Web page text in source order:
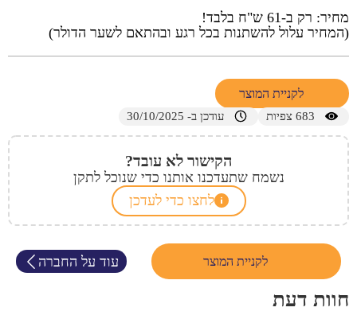
מחיר: רק ב-61 ש"ח בלבד!
(המחיר עלול להשתנות בכל רגע ובהתאם לשער הדולר)
לקניית המוצר
683 צפיות עודכן ב- 30/10/2025
הקישור לא עובד?
נשמח שתעדכנו אותנו כדי שנוכל לתקן
לחצו כדי לעדכן
לקניית המוצר עוד על החברה
חוות דעת